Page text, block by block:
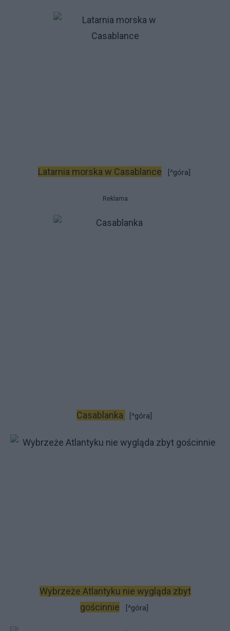
Latarnia morska w Casablance [^góra]
Reklama
Casablanka [^góra]
Wybrzeże Atlantyku nie wygląda zbyt
gościnnie [^góra]